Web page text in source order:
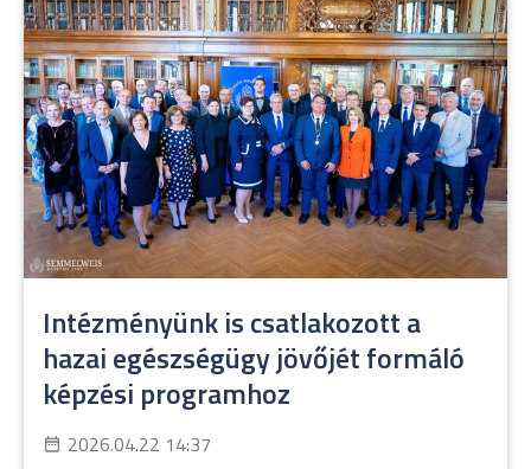
Intézményünk is csatlakozott a
hazai egészségügy jövőjét formáló
képzési programhoz
2026.04.22 14:37